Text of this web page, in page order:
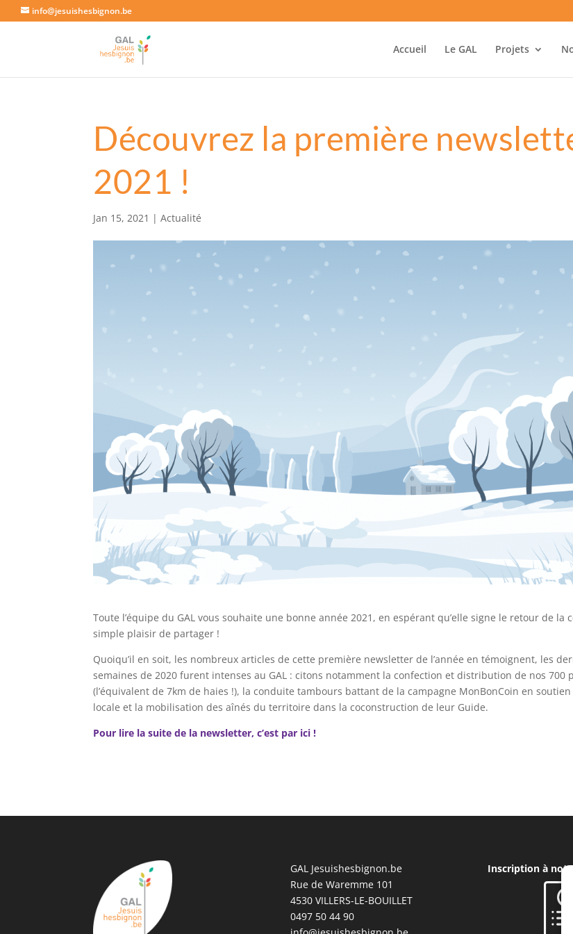
info@jesuishesbignon.be
Accueil Le GAL Projets
Découvrez la première
2021 !
Jan 15, 2021 |Actualité
Toute l’équipe du GAL vous souhaite une bonne année 2021, en espérant qu’elle signe le retour de la
simple plaisir de partager !
Quoiqu’il en soit, les nombreux articles de cette première newsletter de l’année en témoignent, les
semaines de 2020 furent intenses au GAL : citons notamment la confection et distribution de nos 700
(l’équivalent de 7km de haies !), la conduite tambours battant de la campagne MonBonCoin en soutien
locale et la mobilisation des aînés du territoire dans la coconstruction de leur Guide.
Pour lire la suite de la newsletter, c’est par ici !
GAL Jesuishesbignon.be
Rue de Waremme 101
4530 VILLERS-LE-BOUILLET
0497 50 44 90
Inscription à